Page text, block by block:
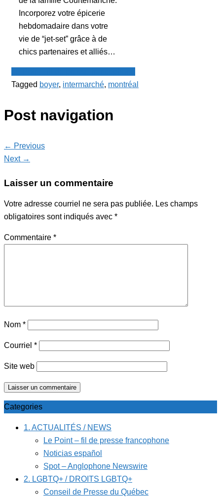
Incorporez votre épicerie
hebdomadaire dans votre
vie de “jet-set” grâce à de
chics partenaires et alliés…
Tagged boyer, intermarché, montréal
Post navigation
← Previous
Next →
Laisser un commentaire
Votre adresse courriel ne sera pas publiée. Les champs
obligatoires sont indiqués avec *
Commentaire *
Nom *
Courriel *
Site web
Categories
1. ACTUALITÉS / NEWS
Le Point – fil de presse francophone
Noticias español
Spot – Anglophone Newswire
2. LGBTQ+ / DROITS LGBTQ+
Conseil de Presse du Québec